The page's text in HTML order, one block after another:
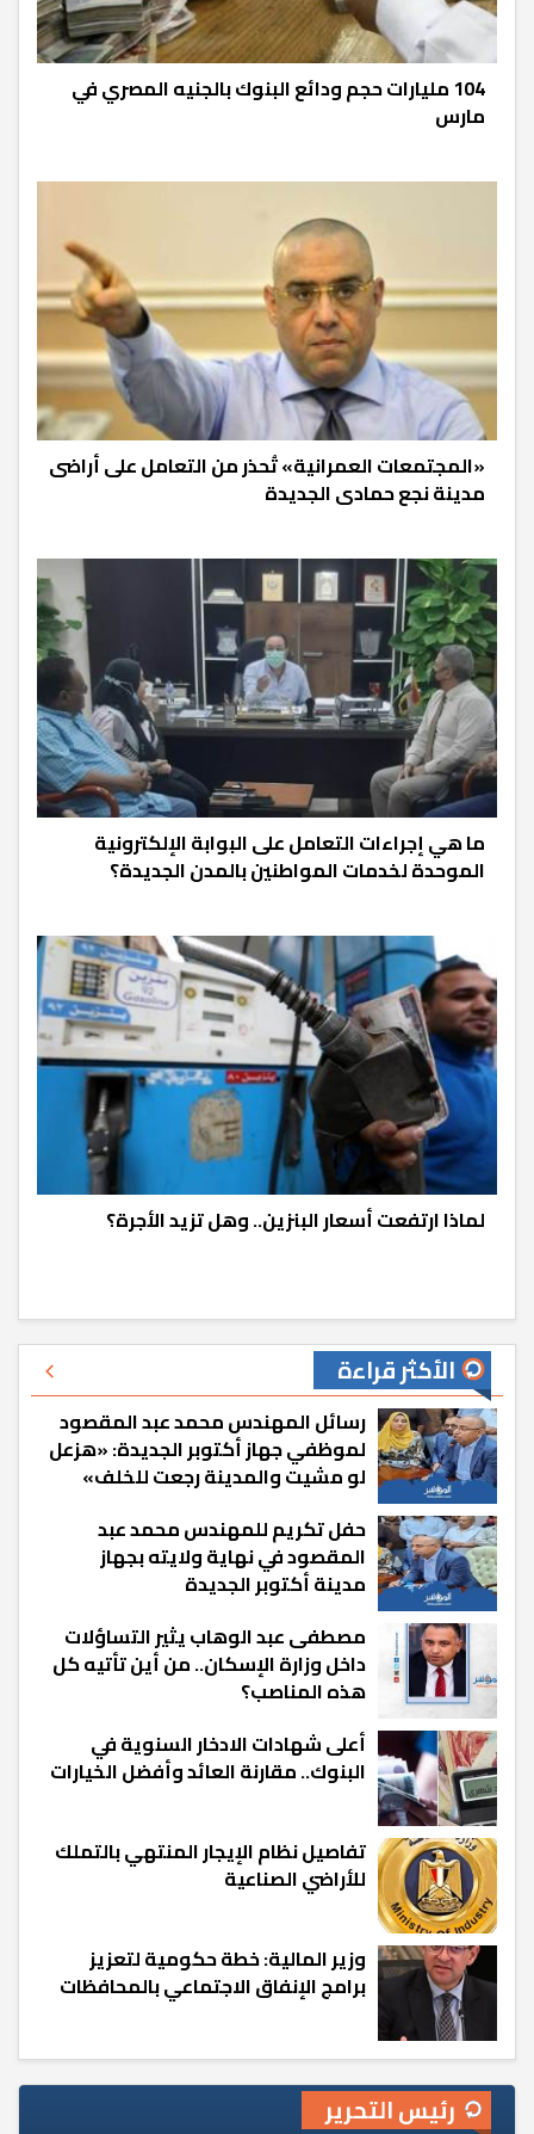
104 مليارات حجم ودائع البنوك بالجنيه المصري في
مارس
«المجتمعات العمرانية» تُحذر من التعامل على أراضى
مدينة نجع حمادى الجديدة
ما هي إجراءات التعامل على البوابة الإلكترونية
الموحدة لخدمات المواطنين بالمدن الجديدة؟
لماذا ارتفعت أسعار البنزين.. وهل تزيد الأجرة؟
الأكثر قراءة
رسائل المهندس محمد عبد المقصود
لموظفي جهاز أكتوبر الجديدة: «هزعل
لو مشيت والمدينة رجعت للخلف»
حفل تكريم للمهندس محمد عبد
المقصود في نهاية ولايته بجهاز
مدينة أكتوبر الجديدة
مصطفى عبد الوهاب يثير التساؤلات
داخل وزارة الإسكان.. من أين تأتيه كل
هذه المناصب؟
أعلى شهادات الادخار السنوية في
البنوك.. مقارنة العائد وأفضل الخيارات
تفاصيل نظام الإيجار المنتهي بالتملك
للأراضي الصناعية
وزير المالية: خطة حكومية لتعزيز
برامج الإنفاق الاجتماعي بالمحافظات
رئيس التحرير